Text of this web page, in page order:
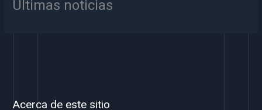
Últimas noticias
Acerca de este sitio